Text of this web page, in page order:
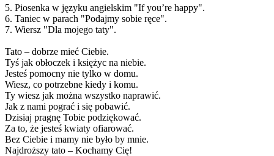
5. Piosenka w języku angielskim "If you’re happy".
6. Taniec w parach "Podajmy sobie ręce".
7. Wiersz "Dla mojego taty".
Tato – dobrze mieć Ciebie.
Tyś jak obłoczek i księżyc na niebie.
Jesteś pomocny nie tylko w domu.
Wiesz, co potrzebne kiedy i komu.
Ty wiesz jak można wszystko naprawić.
Jak z nami pograć i się pobawić.
Dzisiaj pragnę Tobie podziękować.
Za to, że jesteś kwiaty ofiarować.
Bez Ciebie i mamy nie było by mnie.
Najdroższy tato – Kochamy Cię!